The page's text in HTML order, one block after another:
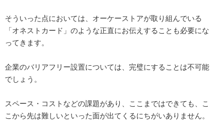
そういった点においては、オーケーストアが取り組んでいる
「オネストカード」のような正直にお伝えすることも必要にな
ってきます。
企業のバリアフリー設置については、完璧にすることは不可能
でしょう。
スペース・コストなどの課題があり、ここまではできても、こ
こから先は難しいといった面が出てくるにちがいありません。